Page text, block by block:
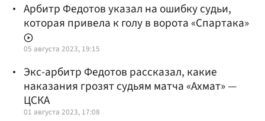
Арбитр Федотов указал на ошибку судьи,
которая привела к голу в ворота «Спартака»
05 августа 2023, 19:15
Экс-арбитр Федотов рассказал, какие
наказания грозят судьям матча «Ахмат» —
ЦСКА
01 августа 2023, 17:08